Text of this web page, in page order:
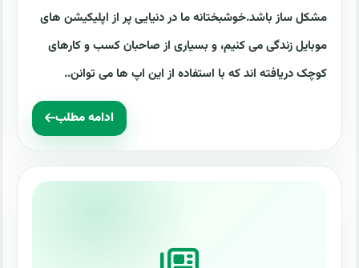
مشکل ساز باشد.خوشبختانه ما در دنیایی پر از اپلیکیشن های
موبایل زندگی می کنیم، و بسیاری از صاحبان کسب و کارهای
کوچک دریافته اند که با استفاده از این اپ ها می توانن..
ادامه مطلب